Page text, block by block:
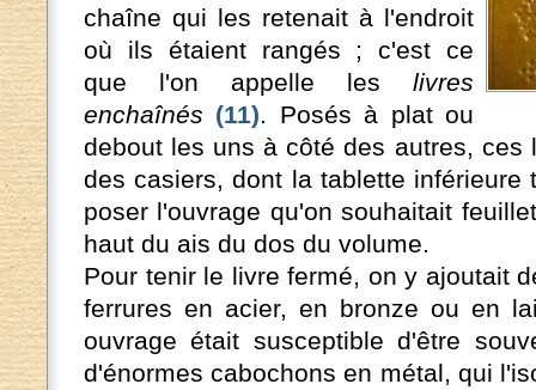
chaîne qui les retenait à l'endroit
où ils étaient rangés ; c'est ce
que l'on appelle les livres
enchaînés (11). Posés à plat ou
debout les uns à côté des autres, ces
des casiers, dont la tablette inférieure
poser l'ouvrage qu'on souhaitait
haut du ais du dos du volume.
Pour tenir le livre fermé, on y ajoutait
ferrures en acier, en bronze ou en
ouvrage était susceptible d'être
d'énormes cabochons en métal, qui